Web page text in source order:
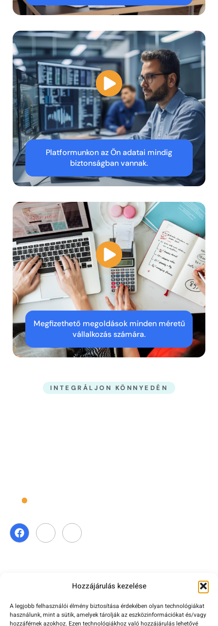
Hozzájárulás kezelése
A legjobb felhasználói élmény biztosítása érdekében olyan technológiákat
használunk, mint a sütik, amelyek tárolják az eszközinformációkat és/vagy
hozzáférnek azokhoz. Ezen technológiákhoz való hozzájárulás lehetővé
Platformunkon az Ön adatai mindig
biztonságban vannak.
Megfizethető megoldások minden méretű
vállalkozás számára.
INTEGRÁLJON KÖNNYEDÉN
HomeÁttekintésRólunkJellemzőkÁrképzésF.A.QKapcsolat